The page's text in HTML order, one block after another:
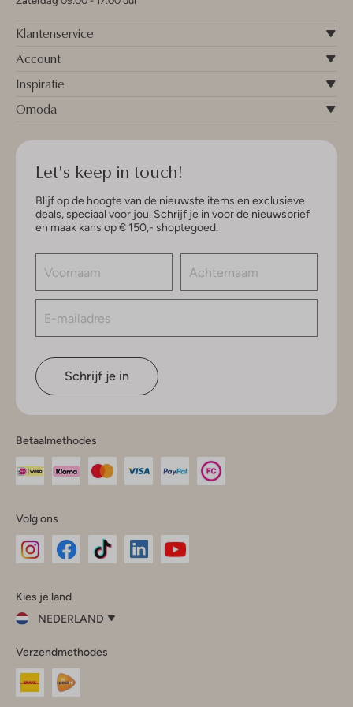
Klantenservice
Account
Inspiratie
Omoda
Let's keep in touch!
Blijf op de hoogte van de nieuwste items en exclusieve
deals, speciaal voor jou. Schrijf je in voor de nieuwsbrief
en maak kans op € 150,- shoptegoed.
Schrijf je in
Betaalmethodes
Volg ons
InstagramFacebook
Kies je land
NEDERLAND
je
land
Nederland
Verzendmethodes